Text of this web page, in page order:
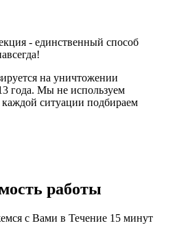
- единственный способ
на уничтожении
года. Мы не используем
ситуации подбираем
работы
с Вами в Течение 15 минут